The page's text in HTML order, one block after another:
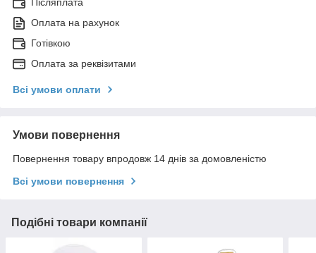
Оплата на рахунок
Готівкою
Оплата за реквізитами
Всі умови оплати
Умови повернення
Повернення товару впродовж 14 днів за домовленістю
Всі умови повернення
Подібні товари компанії